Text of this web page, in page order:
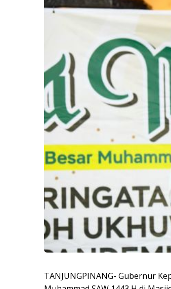
TANJUNGPINANG- Gubernur